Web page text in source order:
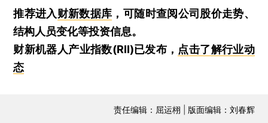
推荐进入财新数据库 ，可随时查阅公司股价走势、
结构人员变化等投资信息。
财新机器人产业指数(RII)已发布， 点击了解行业动
态
责任编辑：屈运栩 | 版面编辑：刘春辉